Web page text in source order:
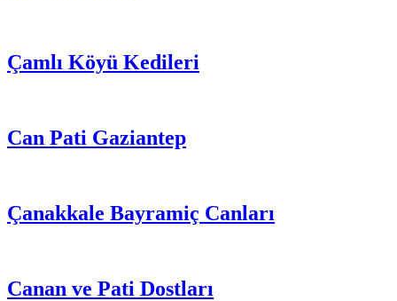
Çamlı Köyü Kedileri
Can Pati Gaziantep
Çanakkale Bayramiç Canları
Canan ve Pati Dostları